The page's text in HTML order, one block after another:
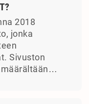
2018
jonka
Sivuston